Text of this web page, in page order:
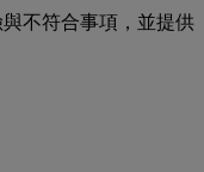
不符合事項，並提供